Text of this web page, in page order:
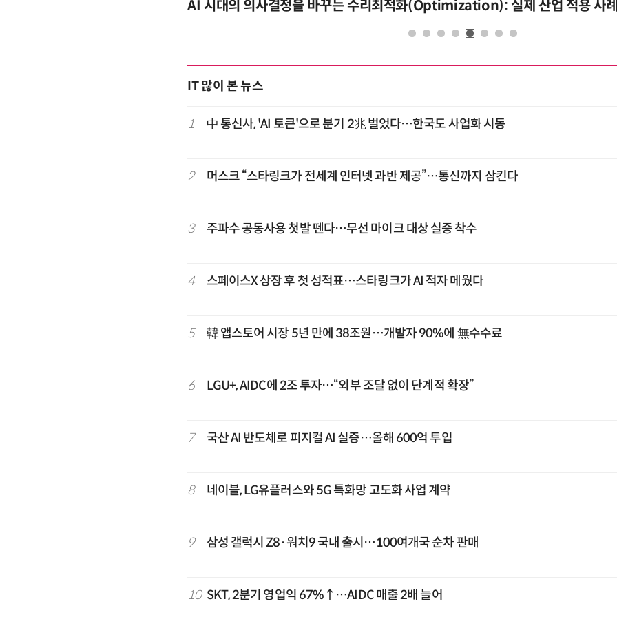
AI 시대의 의사결정을 바꾸는 수리최적화(Optimization): 실제 산업 적용 사
IT 많이 본 뉴스
1 中 통신사, 'AI 토큰'으로 분기 2兆 벌었다…한국도 사업화 시동
2 머스크 “스타링크가 전세계 인터넷 과반 제공”…통신까지 삼킨다
3 주파수 공동사용 첫발 뗀다…무선 마이크 대상 실증 착수
4 스페이스X 상장 후 첫 성적표…스타링크가 AI 적자 메웠다
5 韓 앱스토어 시장 5년 만에 38조원…개발자 90%에 無수수료
6 LGU+, AIDC에 2조 투자…“외부 조달 없이 단계적 확장”
7 국산 AI 반도체로 피지컬 AI 실증…올해 600억 투입
8 네이블, LG유플러스와 5G 특화망 고도화 사업 계약
9 삼성 갤럭시 Z8·워치9 국내 출시…100여개국 순차 판매
10 SKT, 2분기 영업익 67%↑…AIDC 매출 2배 늘어